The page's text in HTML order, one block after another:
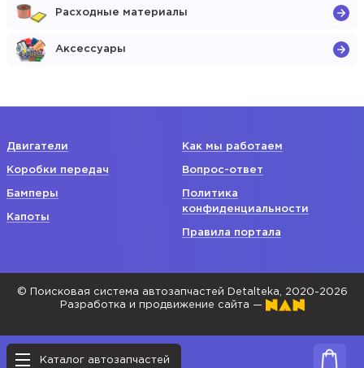
Каталог автозапчастей
Расходные материалы
Аксессуары
Двигатели
Коробки передач
Бамперы
Капоты
Как мы работаем
Вопрос-ответ
Политика
конфиденциальности
Правила портала
© Поисковая система автозапчастей Detalteka, 2020-2026
Разработка и продвижение сайта —